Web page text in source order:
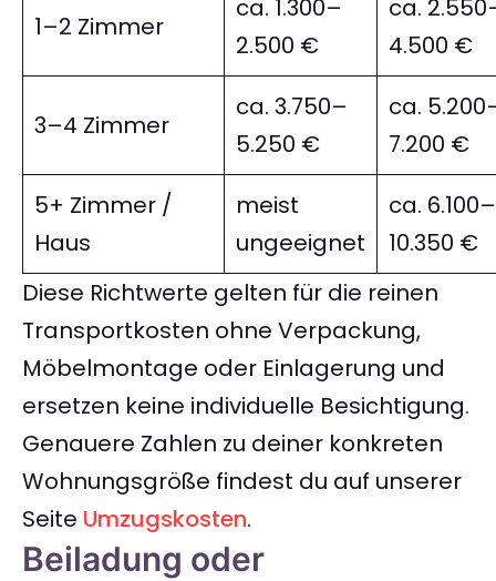
1–2 Zimmer
ca. 1.300–
2.500 €
ca.
4.500 €
3–4 Zimmer
ca. 3.750–
5.250 €
ca.
7.200 €
5+ Zimmer /
Haus
meist
ungeeignet
ca. 6.100–
10.350 €
Diese Richtwerte gelten für die reinen
Transportkosten ohne Verpackung,
Möbelmontage oder Einlagerung und
ersetzen keine individuelle Besichtigung.
Genauere Zahlen zu deiner konkreten
Wohnungsgröße findest du auf unserer
Seite Umzugskosten.
Beiladung oder